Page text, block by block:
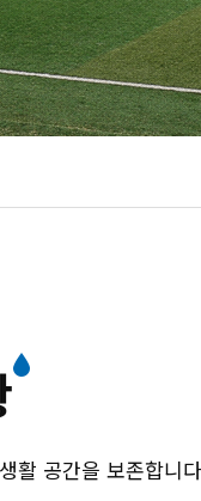
활 공간을 보존합니